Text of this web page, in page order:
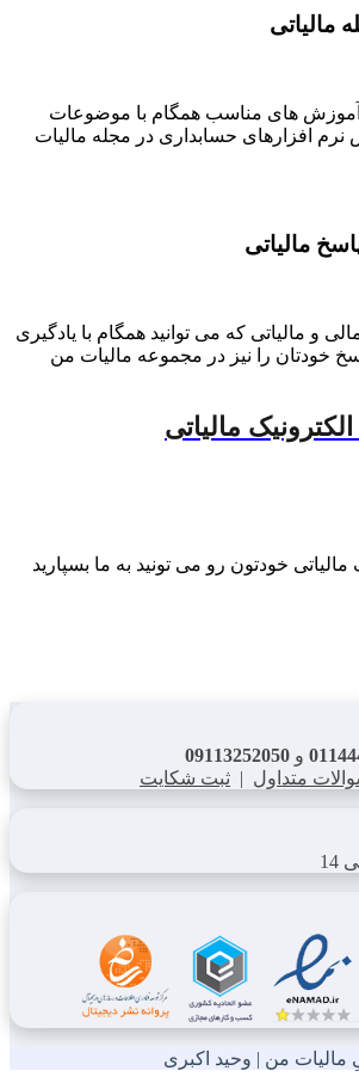
مالیاتی
آموزش های مناسب همگام با موضوعات
نرم افزارهای حسابداری در مجله مالیات
مالیاتی
و مالیاتی که می توانید همگام با یادگیری
خودتان را نیز در مجموعه مالیات من
مالیاتی
خودتون رو می تونید به ما بسپارید
و 09113252050
متداول | ثبت شکایت
مالیات من | وحید اکبری